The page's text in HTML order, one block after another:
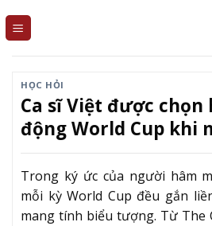
HỌC HỎI
Ca sĩ Việt được chọn
động World Cup khi
Trong ký ức của người hâm
mỗi kỳ World Cup đều gắn
mang tính biểu tượng. Từ The